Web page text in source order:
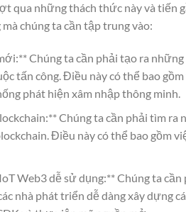
qua những thách thức này và tiến
chúng ta cần tập trung vào:
Chúng ta cần phải tạo ra
tấn công. Điều này có thể bao
phát hiện xâm nhập thông minh.
Chúng ta cần phải tìm
Điều này có thể bao gồm
Web3 dễ sử dụng:** Chúng ta
nhà phát triển dễ dàng xây dựng